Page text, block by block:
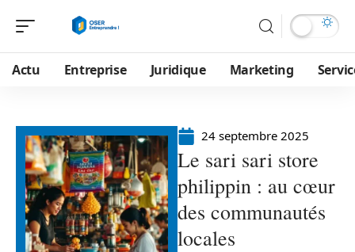
Actu Entreprise Juridique Marketing
24 septembre 2025
Le sari sari store
philippin : au cœur
des communautés
locales